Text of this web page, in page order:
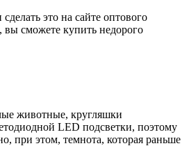
сделать это на сайте оптового
вы сможете купить недорого
животные, кругляшки
LED подсветки, поэтому
при этом, темнота, которая раньше